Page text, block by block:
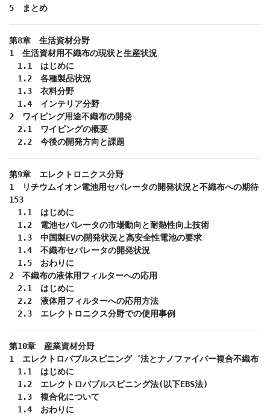
5　まとめ
第8章　生活資材分野
1　生活資材用不織布の現状と生産状況
1.1　はじめに
1.2　各種製品状況
1.3　衣料分野
1.4　インテリア分野
2　ワイピング用途不織布の開発
2.1　ワイピングの概要
2.2　今後の開発方向と課題
第9章　エレクトロニクス分野
1　リチウムイオン電池用セパレータの開発状況と不織布への期待
153
1.1　はじめに
1.2　電池セパレータの市場動向と耐熱性向上技術
1.3　中国製EVの開発状況と高安全性電池の要求
1.4　不織布セパレータの開発状況
1.5　おわりに
2　不織布の液体用フィルターへの応用
2.1　はじめに
2.2　液体用フィルターへの応用方法
2.3　エレクトロニクス分野での使用事例
第10章　産業資材分野
1　エレクトロバブルスピニング゛法とナノファイバー複合不織布
1.1　はじめに
1.2　エレクトロバブルスピニング法(以下EBS法)
1.3　複合化について
1.4　おわりに